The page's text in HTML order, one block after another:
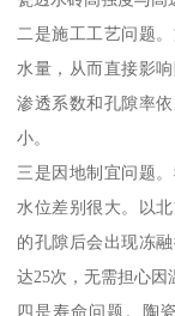
二是施工工艺问题
水量，从而直接影
渗透系数和孔隙率
小。
三是因地制宜问题
水位差别很大。以
的孔隙后会出现冻
达25次，无需担心因
四是寿命问题。陶